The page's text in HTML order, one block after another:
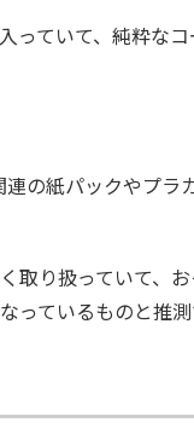
っていて、純粋な
の紙パックやプラ
取り扱っていて、
ているものと推測